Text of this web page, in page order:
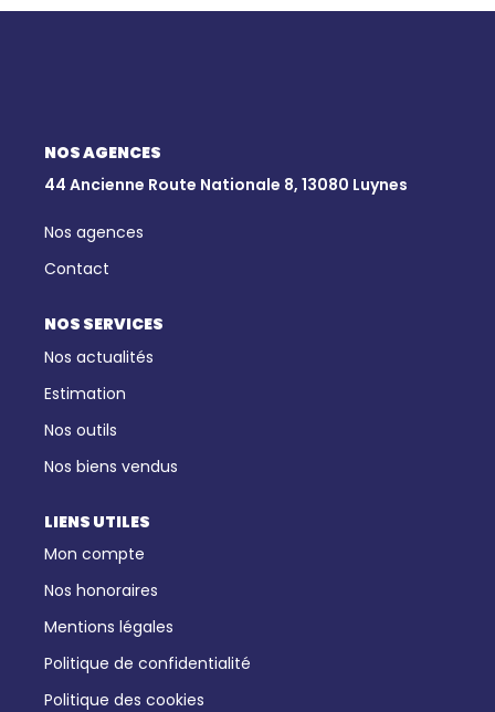
CONTACT
NOS AGENCES
44 Ancienne Route Nationale 8, 13080 Luynes
Nos agences
Contact
NOS SERVICES
Nos actualités
Estimation
Nos outils
Nos biens vendus
LIENS UTILES
Mon compte
Nos honoraires
Mentions légales
Politique de confidentialité
Politique des cookies